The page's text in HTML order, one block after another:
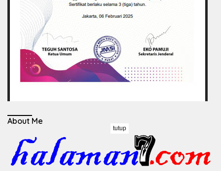
About Me
tutup